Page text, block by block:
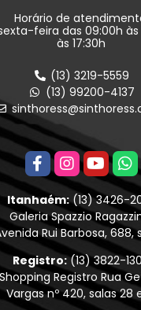
Horário de
feira das 09:00h às
às 17:30h
(13) 3219-5559
(13) 99200-4137
Itanhaém:(13) 3426-
Galeria Spazzio
Rui Barbosa, 688,
Registro:(13) 3822-
Registro Rua
Vargas nº 420, salas 28